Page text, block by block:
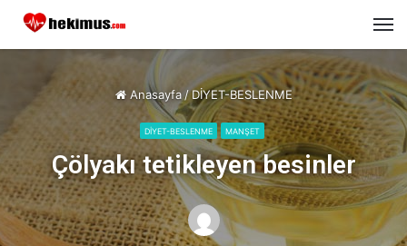
Anasayfa/DİYET-BESLENME
DİYET-BESLENME MANŞET
Çölyakı tetikleyen besinler